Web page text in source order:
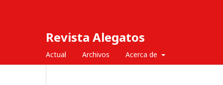
Revista Alegatos
Actual Archivos Acerca de